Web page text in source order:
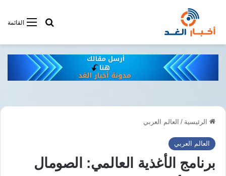
القائمةأبحت فى
الرئيسية / العالم العربي
العالم العربي
برنامج الأغذية العالمي: الصومال